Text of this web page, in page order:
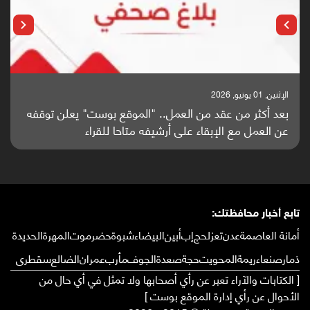
الإثنين, 25 مايو, 2026
باحثون من اليمن يدخلون سباق أبحاث ألزهايمر بدراسة
واعدة منشورة عالميا (ترجمة)
تابع أخبار محافظتك:
أمانة العاصمةعدنتعزلحجإبأبينالبيضاءشبوةحضرموتالمهرةالحديدة
ذمارصنعاءريمةالمحويتحجةصعدةالجوفمأربعمرانالضالعسقطرى
[ الكتابات والآراء تعبر عن رأي أصحابها ولا تمثل في أي حال من
الأحوال عن رأي إدارة الموقع بوست ]